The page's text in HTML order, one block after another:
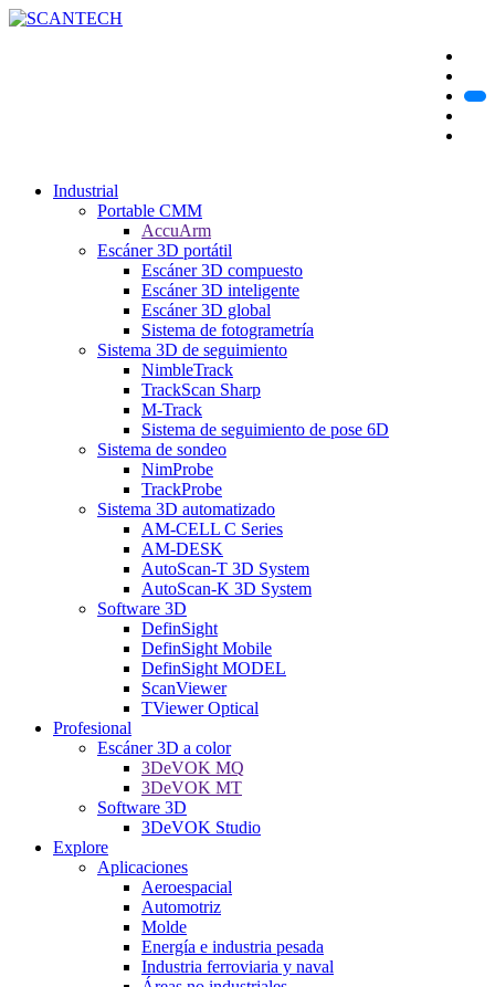
Industrial
Portable CMM
AccuArm
Escáner 3D portátil
Escáner 3D compuesto
Escáner 3D inteligente
Escáner 3D global
Sistema de fotogrametría
Sistema 3D de seguimiento
NimbleTrack
TrackScan Sharp
M-Track
Sistema de seguimiento de pose 6D
Sistema de sondeo
NimProbe
TrackProbe
Sistema 3D automatizado
AM-CELL C Series
AM-DESK
AutoScan-T 3D System
AutoScan-K 3D System
Software 3D
DefinSight
DefinSight Mobile
DefinSight MODEL
ScanViewer
TViewer Optical
Profesional
Escáner 3D a color
3DeVOK MQ
3DeVOK MT
Software 3D
3DeVOK Studio
Explore
Aplicaciones
Aeroespacial
Automotriz
Molde
Energía e industria pesada
Industria ferroviaria y naval